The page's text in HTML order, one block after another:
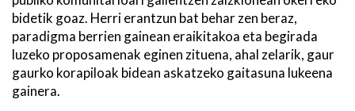
bidetik goaz. Herri erantzun bat behar zen beraz,
paradigma berrien gainean eraikitakoa eta begirada
luzeko proposamenak eginen zituena, ahal zelarik, gaur
gaurko korapiloak bidean askatzeko gaitasuna lukeena
gainera.